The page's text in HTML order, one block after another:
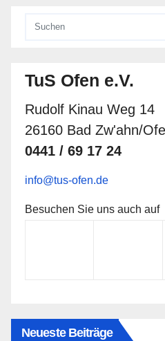
TuS Ofen e.V.
Rudolf Kinau Weg 14
26160 Bad Zw'ahn/
0441 / 69 17 24
info@tus-ofen.de
Besuchen Sie uns auch auf
Neueste Beiträge